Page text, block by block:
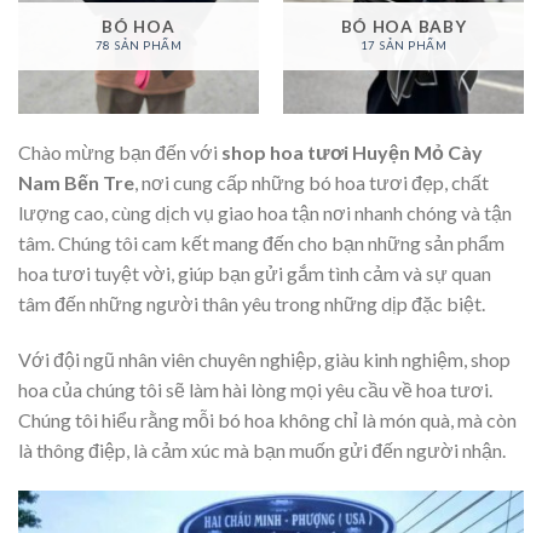
BÓ HOA
78 SẢN PHẨM
BÓ HOA BABY
17 SẢN PHẨM
Chào mừng bạn đến với shop hoa tươi Huyện Mỏ Cày
Nam Bến Tre, nơi cung cấp những bó hoa tươi đẹp, chất
lượng cao, cùng dịch vụ giao hoa tận nơi nhanh chóng và tận
tâm. Chúng tôi cam kết mang đến cho bạn những sản phẩm
hoa tươi tuyệt vời, giúp bạn gửi gắm tình cảm và sự quan
tâm đến những người thân yêu trong những dịp đặc biệt.
Với đội ngũ nhân viên chuyên nghiệp, giàu kinh nghiệm, shop
hoa của chúng tôi sẽ làm hài lòng mọi yêu cầu về hoa tươi.
Chúng tôi hiểu rằng mỗi bó hoa không chỉ là món quà, mà còn
là thông điệp, là cảm xúc mà bạn muốn gửi đến người nhận.